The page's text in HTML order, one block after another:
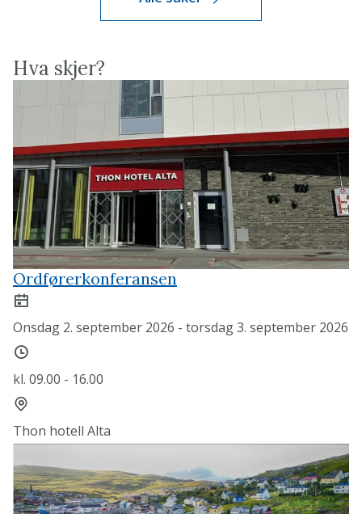
Hva skjer?
Ordførerkonferansen
Onsdag 2. september 2026 - torsdag 3. september 2026
kl. 09.00 - 16.00
Thon hotell Alta